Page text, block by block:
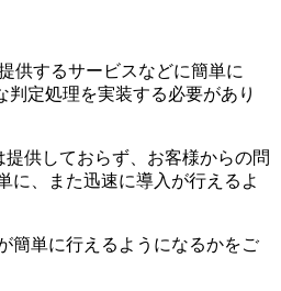
供するサービスなどに簡単に
定処理を実装する必要があり
供しておらず、お客様からの問
に、また迅速に導入が行えるよ
簡単に行えるようになるかをご